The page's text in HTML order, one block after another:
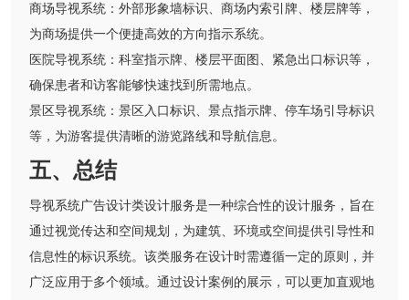
商场导视系统：外部形象墙标识、商场内索引牌、楼层牌等，
为商场提供一个便捷高效的方向指示系统。
医院导视系统：科室指示牌、楼层平面图、紧急出口标识等，
确保患者和访客能够快速找到所需地点。
景区导视系统：景区入口标识、景点指示牌、停车场引导标识
等，为游客提供清晰的游览路线和导航信息。
五、总结
导视系统广告设计类设计服务是一种综合性的设计服务，旨在
通过视觉传达和空间规划，为建筑、环境或空间提供引导性和
信息性的标识系统。该类服务在设计时需遵循一定的原则，并
广泛应用于多个领域。通过设计案例的展示，可以更加直观地